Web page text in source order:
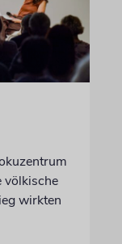
völkische
wirkten